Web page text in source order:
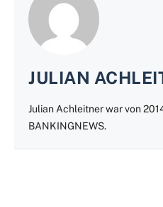
JULIAN
Julian Achleitner war von
BANKINGNEWS.